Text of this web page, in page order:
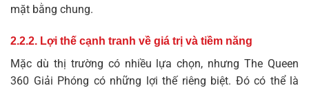
mặt bằng chung.
2.2.2. Lợi thế cạnh tranh về giá trị và tiềm năng
Mặc dù thị trường có nhiều lựa chọn, nhưng The Queen
360 Giải Phóng có những lợi thế riêng biệt. Đó có thể là